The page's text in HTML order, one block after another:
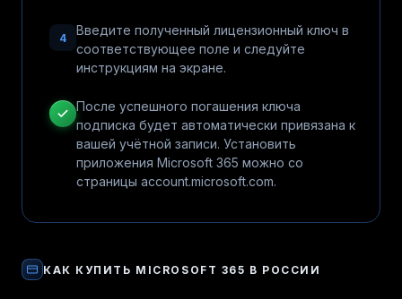
4
Введите полученный лицензионный ключ в
соответствующее поле и следуйте
инструкциям на экране.
После успешного погашения ключа
подписка будет автоматически привязана к
вашей учётной записи. Установить
приложения Microsoft 365 можно со
страницы account.microsoft.com.
КАК КУПИТЬ MICROSOFT 365 В РОССИИ